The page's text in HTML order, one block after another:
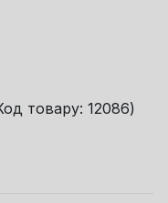
товару: 12086)